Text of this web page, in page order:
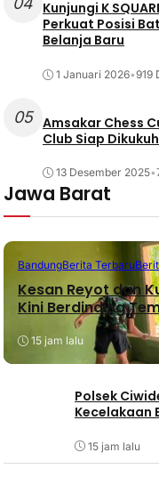
Kunjungi K
Perkuat Posisi
Belanja Baru
1 Januari 2026•919
05 Amsakar Chess
Club Siap
13 Desember 2025•
Jawa Barat
BandungBerita Terbaru
Kesan Reyot dan
Kini Berdinding
15 jam lalu
Polsek
Kecelakaan
15 jam lalu